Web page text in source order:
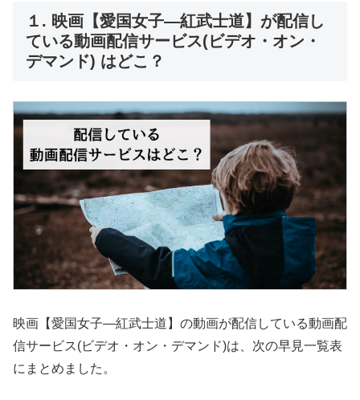
１. 映画【愛国女子―紅武士道】が配信し
ている動画配信サービス(ビデオ・オン・
デマンド) はどこ？
映画【愛国女子―紅武士道】の動画が配信している動画配
信サービス(ビデオ・オン・デマンド)は、次の早見一覧表
にまとめました。